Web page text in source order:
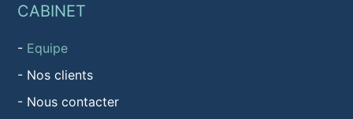
CABINET
- Equipe
- Nos clients
- Nous contacter